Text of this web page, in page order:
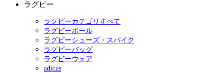
ラグビー
ラグビーカテゴリすべて
ラグビーボール
ラグビーシューズ・スパイク
ラグビーバッグ
ラグビーウェア
adidas